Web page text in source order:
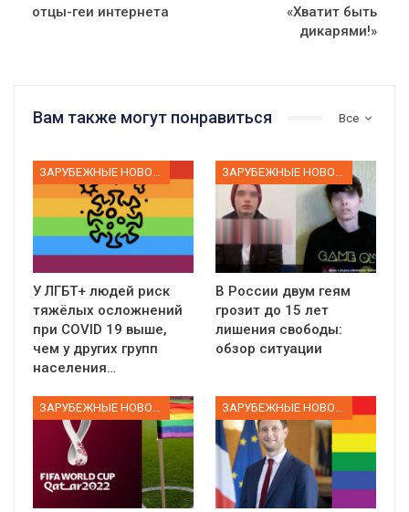
отцы-геи интернета
«Хватит быть
дикарями!»
Все
Вам также могут понравиться
У ЛГБТ+ людей риск
тяжёлых осложнений
при COVID 19 выше,
чем у других групп
населения…
В России двум геям
грозит до 15 лет
лишения свободы:
обзор ситуации
ЗАРУБЕЖНЫЕ НОВОСТИ ЗАРУБЕЖНЫЕ НОВОСТИ